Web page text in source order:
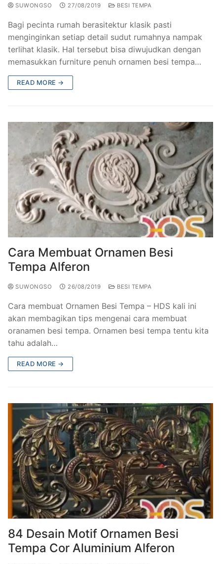
Pengecoran Logam Jakarta
Alat Fitness Outdoor Murah
SUWONGSO 27/08/2019 BESI TEMPA
Bagi pecinta rumah berasitektur klasik pasti
menginginkan setiap detail sudut rumahnya nampak
terlihat klasik. Hal tersebut bisa diwujudkan dengan
memasukkan furniture penuh ornamen besi tempa…
READ MORE →
Cara Membuat Ornamen Besi
Tempa Alferon
SUWONGSO 26/08/2019 BESI TEMPA
Cara membuat Ornamen Besi Tempa – HDS kali ini
akan membagikan tips mengenai cara membuat
oranamen besi tempa. Ornamen besi tempa tentu kita
tahu adalah…
READ MORE →
84 Desain Motif Ornamen Besi
Tempa Cor Aluminium Alferon